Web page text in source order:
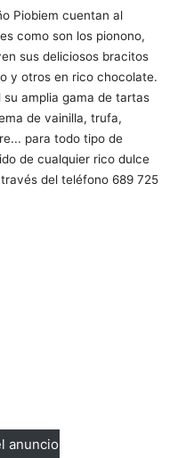
Piobiem cuentan al
como son los pionono,
sus deliciosos bracitos
y otros en rico chocolate.
amplia gama de tartas
de vainilla, trufa,
para todo tipo de
de cualquier rico dulce
del teléfono 689 725
anuncio